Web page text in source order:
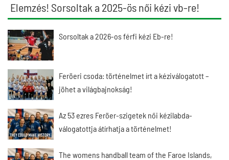
Elemzés! Sorsoltak a 2025-ös női kézi vb-re!
Sorsoltak a 2026-os férfi kézi Eb-re!
Feröeri csoda: történelmet írt a kéziválogatott –
jöhet a világbajnokság!
Az 53 ezres Feröer-szigetek női kézilabda-
válogatottja átírhatja a történelmet!
The womens handball team of the Faroe Islands,